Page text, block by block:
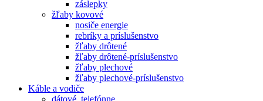
záslepky
žľaby kovové
nosiče energie
rebríky a príslušenstvo
žľaby drôtené
žľaby drôtené-príslušenstvo
žľaby plechové
žľaby plechové-príslušenstvo
Káble a vodiče
dátové, telefónne